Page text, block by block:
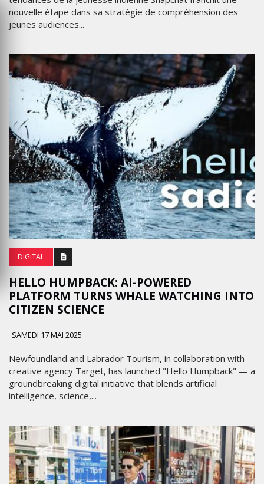
nouvelle étape dans sa stratégie de compréhension des
jeunes audiences...
DIGITAL
HELLO HUMPBACK: AI-POWERED
PLATFORM TURNS WHALE WATCHING INTO
CITIZEN SCIENCE
SAMEDI 17 MAI 2025
Newfoundland and Labrador Tourism, in collaboration with
creative agency Target, has launched "Hello Humpback" — a
groundbreaking digital initiative that blends artificial
intelligence, science,...